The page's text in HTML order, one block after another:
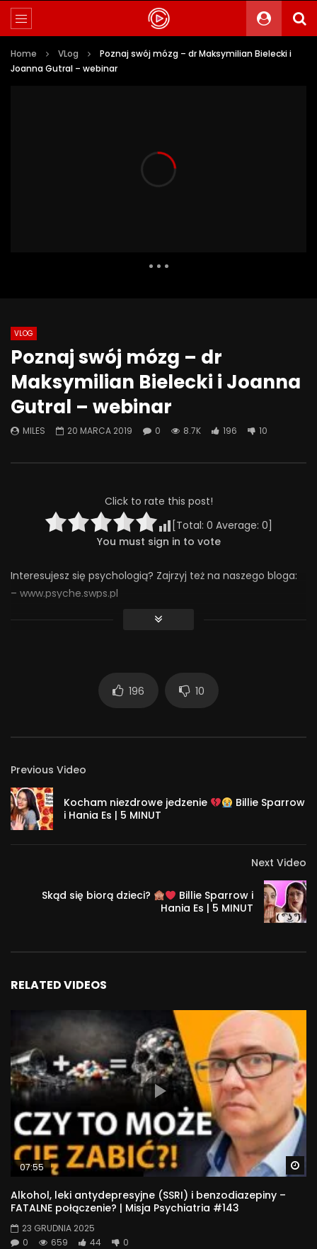
Home VLog
Poznaj swój mózg – dr Maksymilian Bielecki i
Joanna Gutral – webinar
Alkohol, leki antydepresyjne (SSRI)
i benzodiazepiny – FATALNE
połączenie? | Misja Psychiatria
#143
23 GRUDNIA 2025
Wesołych świąt!
23 GRUDNIA 2025
VLOG
Poznaj swój mózg – dr
Maksymilian Bielecki i Joanna
Gutral – webinar
MILES 20 MARCA 2019 0 8.7K 196 10
Click to rate this post!
[Total: 0 Average: 0]
You must sign in to vote
Interesujesz się psychologią? Zajrzyj też na naszego bloga:
– www.psyche.swps.pl
https://open.spotify.com/show/5cGf88vSco2hKNnHByTSll
– iTunes: https://itunes.apple.com/us/podcast/strefa-
– SoundCloud: https://soundcloud.com/swpspl
4187-ac68-62f47126318e
8 699
196 10
Previous Video
Kocham niezdrowe jedzenie
Billie Sparrow
i Hania Es | 5 MINUT
Next Video
Skąd się biorą dzieci?
Billie Sparrow i
Hania Es | 5 MINUT
RELATED VIDEOS
07:55
Alkohol, leki antydepresyjne (SSRI) i benzodiazepiny –
FATALNE połączenie? | Misja Psychiatria #143
23 GRUDNIA 2025
0
659 44 0